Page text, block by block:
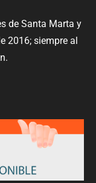
de Santa Marta y
2016; siempre al